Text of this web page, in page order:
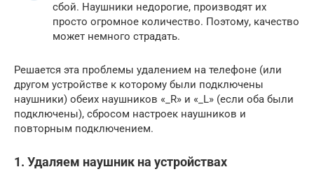
сбой. Наушники недорогие, производят их
просто огромное количество. Поэтому, качество
может немного страдать.
Решается эта проблемы удалением на телефоне (или
другом устройстве к которому были подключены
наушники) обеих наушников «_R» и «_L» (если оба были
подключены), сбросом настроек наушников и
повторным подключением.
1. Удаляем наушник на устройствах